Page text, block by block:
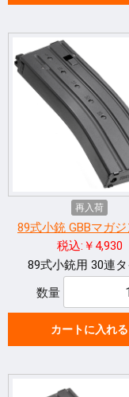
再入荷
89式小銃 GBBマガジ
税込:￥4,930
89式小銃用 30連
数量
カートに入れる